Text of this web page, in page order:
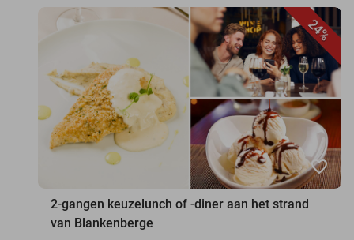
24%
favorite_border
2-gangen keuzelunch of -diner aan het strand
van Blankenberge